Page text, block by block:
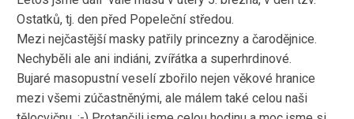
Ostatků, tj. den před Popeleční středou.
Mezi nejčastější masky patřily princezny a čarodějnice.
Nechyběli ale ani indiáni, zvířátka a superhrdinové.
Bujaré masopustní veselí zbořilo nejen věkové hranice
mezi všemi zúčastněnými, ale málem také celou naši